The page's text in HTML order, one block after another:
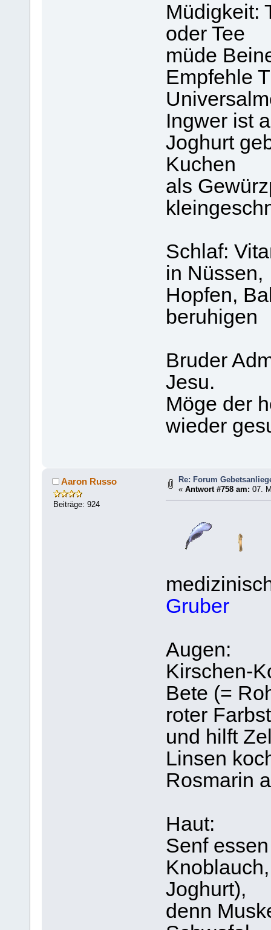
Müdigkeit:
oder Tee
müde
Empfehle
Ingwer ist
Joghurt
Kuchen
als
Schlaf:
in Nüssen,
Hopfen,
beruhigen
Bruder
Jesu.
Möge der
wieder
Aaron Russo
Beiträge: 924
Re: Forum
«Antwort #758 am: 07.
Gruber
Augen:
Kirschen-
Bete (=
roter
und hilft
Linsen
Rosmarin
Haut:
Senf
Joghurt),
denn